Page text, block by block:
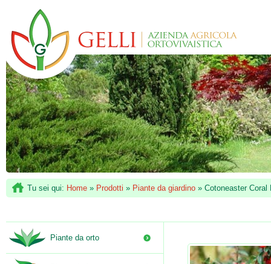
Tu sei qui: Home » Prodotti » Piante da giardino » Cotoneaster Coral
Piante da orto